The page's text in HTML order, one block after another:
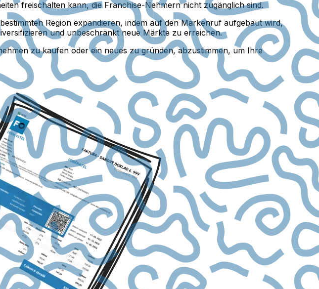
freischalten kann, die Franchise-Nehmern nicht zugänglich sind.
Region expandieren, indem auf den Markenruf aufgebaut wird,
und unbeschränkt neue Märkte zu erreichen.
zu kaufen oder ein neues zu gründen, abzustimmen, um Ihre